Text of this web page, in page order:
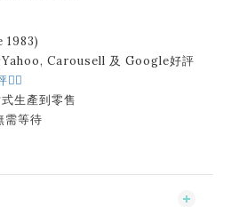
1983)
Yahoo, Carousell 及 Google好評
生產到零售
需等待